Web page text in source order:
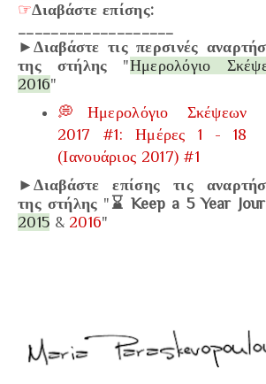
☞Διαβάστε επίσης:
___________________
►Διαβάστε τις περσινές
της στήλης "Ημερολόγιο
2016"
💭Ημερολόγιο Σκέψεων
2017 #1: Ημέρες 1 - 18
(Ιανουάριος 2017) #1
►Διαβάστε επίσης τις
της στήλης " ⌛ Keep a 5 Year
2015 & 2016"